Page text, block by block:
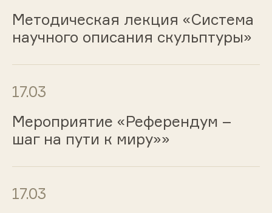
Методическая лекция «Система
научного описания скульптуры»
17.03
Мероприятие «Референдум –
шаг на пути к миру»»
17.03